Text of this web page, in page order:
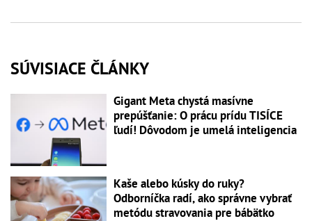
SÚVISIACE ČLÁNKY
Gigant Meta chystá masívne
prepúšťanie: O prácu prídu TISÍCE
ľudí! Dôvodom je umelá inteligencia
Kaše alebo kúsky do ruky?
Odborníčka radí, ako správne vybrať
metódu stravovania pre bábätko